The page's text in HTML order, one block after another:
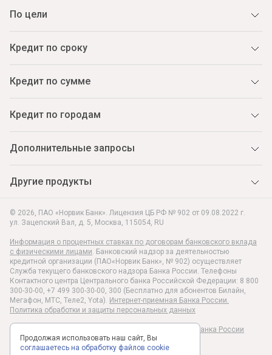
© 2026, ПАО «Норвик Банк». Лицензия ЦБ РФ № 902 от 09.08.2022 г.
ул. Зацепский Вал, д. 5, Москва, 115054, RU
Информация о процентных ставках по договорам банковского вклада
с физическими лицами. Банковский надзор за деятельностью
кредитной организации (ПАО«Норвик Банк», № 902) осуществляет
Служба текущего банковского надзора Банка России. Телефоны
Контактного центра Центрального банка Российской Федерации: 8 800
300-30-00, +7 499 300-30-00, 300 (Бесплатно для абонентов Билайн,
Мегафон, МТС, Теле2, Yota). Интернет-приемная Банка России.
Политика обработки и защиты персональных данных
Раскрытие информации в соответствии c Указанием Банка России
№6496-У
По цели
Кредит по сроку
Кредит по сумме
Кредит по городам
Дополнительные запросы
Другие продукты
Продолжая использовать наш сайт, Вы
соглашаетесь на обработку файлов cookie